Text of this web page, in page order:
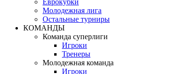
Еврокубки
Молодежная лига
Остальные турниры
КОМАНДЫ
Команда суперлиги
Игроки
Тренеры
Молодежная команда
Игроки